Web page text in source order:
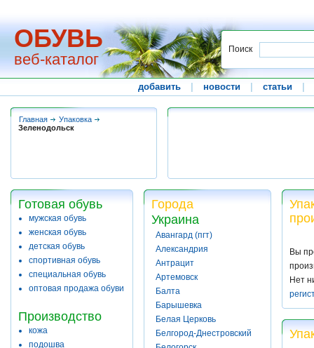
ОБУВЬ
веб-каталог
Поиск
добавить новости статьи
Главная
Упаковка
Зеленодольск
Готовая обувь
мужская обувь
женская обувь
детская обувь
спортивная обувь
специальная обувь
оптовая продажа обуви
Производство
кожа
подошва
Города
Украина
Авангард (пгт)
Александрия
Антрацит
Артемовск
Балта
Барышевка
Белая Церковь
Белгород-Днестровский
Вы
Нет